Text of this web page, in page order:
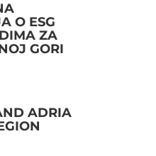
O ESG
ZA
GORI
ADRIA